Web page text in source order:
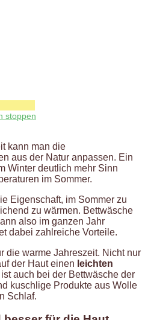
stoppen
kann man die
aus der Natur anpassen. Ein
Winter deutlich mehr Sinn
im Sommer.
Eigenschaft, im Sommer zu
zu wärmen. Bettwäsche
also im ganzen Jahr
dabei zahlreiche Vorteile.
die warme Jahreszeit. Nicht nur
der Haut einen leichten
auch bei der Bettwäsche der
kuschlige Produkte aus Wolle
Schlaf.